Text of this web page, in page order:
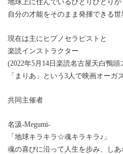
自分の才能をそのまま発揮できる
現在は主にヒプノセラピストと
楽読インストラクター
(2022年5月14日楽読名古屋天白鴨
「まりあ」という3人で映画オーガ
共同主催者
名汲-Megumi-
「地球キラキラ☆魂キラキラ♪」
魂の喜びに沿って人生を步み、し